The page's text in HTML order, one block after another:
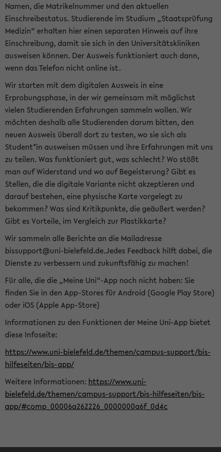
Namen, die Matrikelnummer und den aktuellen
Einschreibestatus. Studierende im Studium „Staatsprüfung
Medizin“ erhalten hier einen separaten Hinweis auf ihre
Einschreibung, damit sie sich in den Universitätskliniken
ausweisen können. Der Ausweis funktioniert auch dann,
wenn das Telefon nicht online ist.
Wir starten mit dem digitalen Ausweis in eine
Erprobungsphase, in der wir gemeinsam mit möglichst
vielen Studierenden Erfahrungen sammeln wollen. Wir
möchten deshalb alle Studierenden darum bitten, den
neuen Ausweis überall dort zu testen, wo sie sich als
Student*in ausweisen müssen und ihre Erfahrungen mit uns
zu teilen. Was funktioniert gut, was schlecht? Wo stößt
man auf Widerstand und wo auf Begeisterung? Gibt es
Stellen, die die digitale Variante nicht akzeptieren und
darauf bestehen, eine physische Karte vorgelegt zu
bekommen? Was sind Kritikpunkte, die geäußert werden?
Gibt es Vorteile, im Vergleich zur Plastikkarte?
Wir sammeln alle Berichte an die Mailadresse
bissupport@uni-bielefeld.de.Jedes Feedback hilft dabei, die
Dienste zu verbessern und zukunftsfähig zu machen!
Für alle, die die „Meine Uni“-App noch nicht haben: Sie
finden Sie in den App-Stores für Android (Google Play Store)
oder iOS (Apple App-Store)
Informationen zu den Funktionen der Meine Uni-App bietet
diese Infoseite:
https://www.uni-bielefeld.de/themen/campus-support/bis-
hilfeseiten/bis-app/
Weitere Informationen: https://www.uni-
bielefeld.de/themen/campus-support/bis-hilfeseiten/bis-
app/#comp_00006a262226_0000000a6f_0d4c